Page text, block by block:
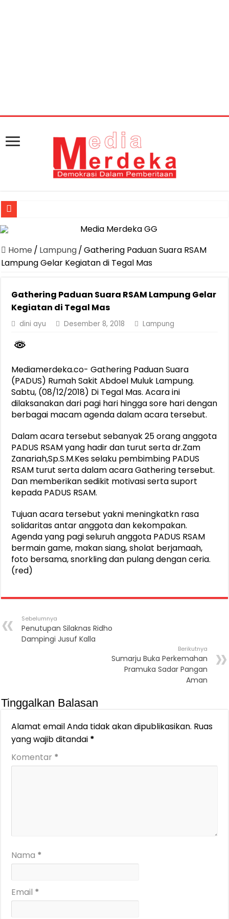
Jasa Raharja Serahkan Santunan kepada Ahli Waris Korban
Dirut Jasa Raharja Dampingi Wamenhub Tinjau Penanganan
Pastikan Pelayanan Maksimal, Direksi Jasa Raharja Tinjau Korban
Jasa Raharja Jamin Seluruh Korban Kebakaran KM Mutiara
Gelar Audiensi, Jasa Raharja dan Kementerian PANRB Perkuat
Berkontribusi terhadap Keselamatan dan Mobilitas Masyarakat,
Pemprov Lampung Dukung Penuh Lampung Financial Festival,
Pengesahan Raperda APBD 2025 Jadi Langkah Penguatan
Ketua PMI Provinsi Lampung Lantik Pengurus PMI Lampung
Home / Lampung/Gathering Paduan Suara RSAM
Lampung Gelar Kegiatan di Tegal Mas
Gathering Paduan Suara RSAM Lampung Gelar
Kegiatan di Tegal Mas
dini ayu Desember 8, 2018 Lampung
Mediamerdeka.co- Gathering Paduan Suara
(PADUS) Rumah Sakit Abdoel Muluk Lampung.
Sabtu, (08/12/2018) Di Tegal Mas. Acara ini
dilaksanakan dari pagi hari hingga sore hari dengan
berbagai macam agenda dalam acara tersebut.
Dalam acara tersebut sebanyak 25 orang anggota
PADUS RSAM yang hadir dan turut serta dr.Zam
Zanariah,Sp.S.M.Kes selaku pembimbing PADUS
RSAM turut serta dalam acara Gathering tersebut.
Dan memberikan sedikit motivasi serta suport
kepada PADUS RSAM.
Tujuan acara tersebut yakni meningkatkn rasa
solidaritas antar anggota dan kekompakan.
Agenda yang pagi seluruh anggota PADUS RSAM
bermain game, makan siang, sholat berjamaah,
foto bersama, snorkling dan pulang dengan ceria.
(red)
Sebelumnya
Penutupan Silaknas Ridho
Dampingi Jusuf Kalla
Berikutnya
Sumarju Buka Perkemahan
Pramuka Sadar Pangan
Aman
Tinggalkan Balasan
Alamat email Anda tidak akan dipublikasikan. Ruas
yang wajib ditandai *
Komentar *
Nama *
Email *